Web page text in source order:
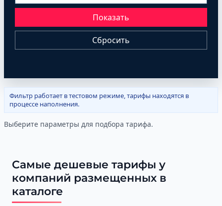
Показать
Сбросить
Фильтр работает в тестовом режиме, тарифы находятся в
процессе наполнения.
Выберите параметры для подбора тарифа.
Самые дешевые тарифы у
компаний размещенных в
каталоге